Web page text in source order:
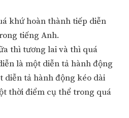
khứ hoàn thành tiếp diễn
tiếng Anh.
thì tương lai và thì quá
là một diễn tả hành động
diễn tả hành động kéo dài
thời điểm cụ thể trong quá